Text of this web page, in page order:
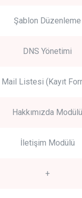
Şablon Düzenleme
DNS Yönetimi
Mail Listesi (Kayıt
Hakkımızda Modülü
İletişim Modülü
+